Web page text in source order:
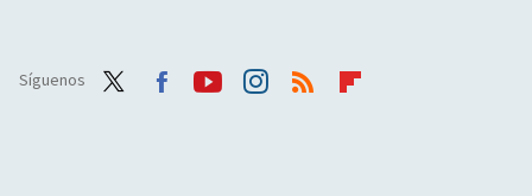
Síguenos